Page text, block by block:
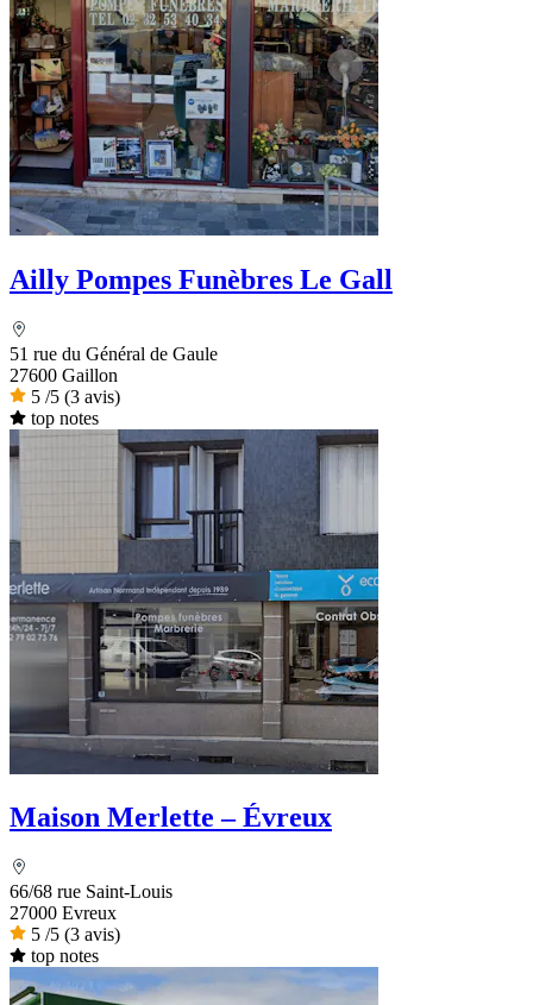
Ailly Pompes Funèbres Le Gall
51 rue du Général de Gaule
27600 Gaillon
5 /5 (3 avis)
top notes
Maison Merlette – Évreux
66/68 rue Saint-Louis
27000 Evreux
5 /5 (3 avis)
top notes